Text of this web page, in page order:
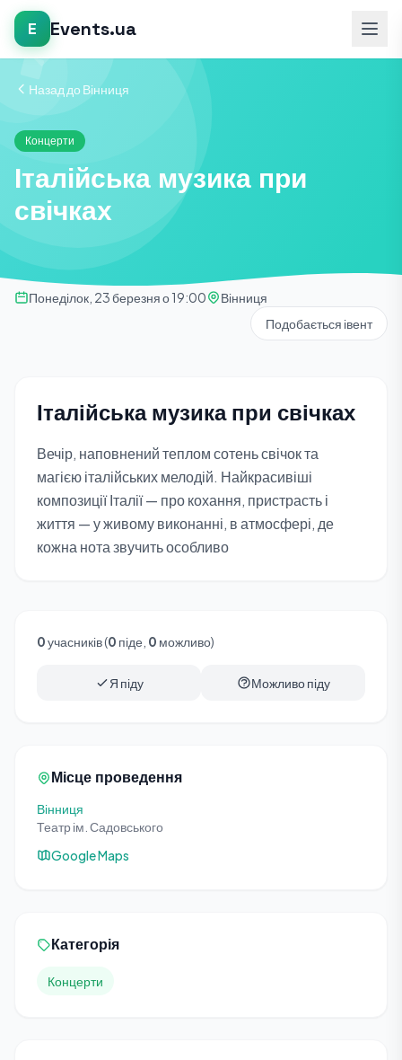
E Events.ua
Назад до Вінниця
Концерти
Італійська музика при
свічках
Понеділок, 23 березня о 19:00
Вінниця
Подобається івент
Італійська музика при свічках
Вечір, наповнений теплом сотень свічок та
магією італійських мелодій. Найкрасивіші
композиції Італії — про кохання, пристрасть і
життя — у живому виконанні, в атмосфері, де
кожна нота звучить особливо
0учасників (0 піде, 0 можливо)
Я піду Можливо піду
Місце проведення
Вінниця
Театр ім. Садовського
Google Maps
Категорія
Концерти